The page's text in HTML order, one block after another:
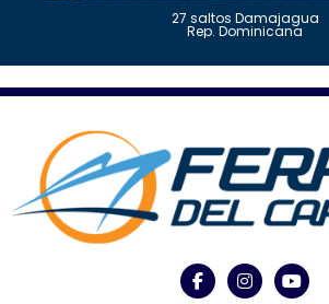
27 saltos Damajagua
Rep. Dominicana